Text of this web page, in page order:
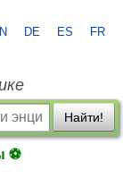
DE ES FR
Найти!
⚽